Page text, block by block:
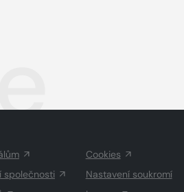
společnosti
Cookies
Nastavení soukromí